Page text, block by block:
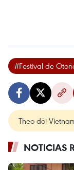
#Festival de
Theo dõi
NOTICIAS